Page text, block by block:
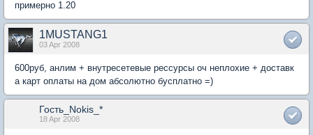
примерно 1.20
1MUSTANG1
03 Apr 2008
600руб, анлим + внутресетевые рессурсы оч неплохие + доставк
а карт оплаты на дом абсолютно бусплатно =)
Гость_Nokis_*
18 Apr 2008